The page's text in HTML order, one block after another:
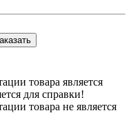
товара является
для справки!
товара не является